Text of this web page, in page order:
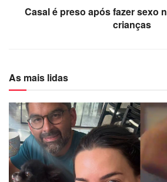
Casal é preso após fazer sexo
crianças
As mais lidas